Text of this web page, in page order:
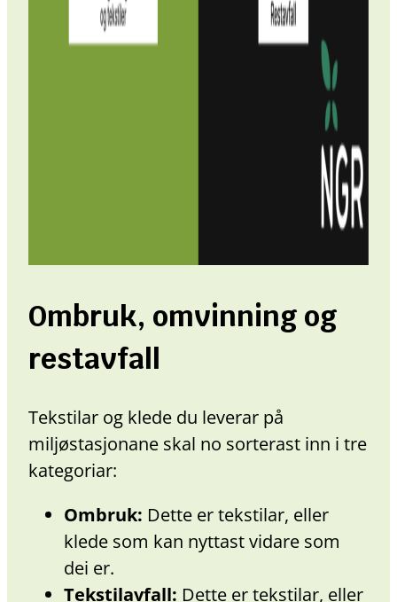
Ombruk, omvinning og
restavfall
Tekstilar og klede du leverar på
miljøstasjonane skal no sorterast inn i tre
kategoriar:
Ombruk: Dette er tekstilar, eller
klede som kan nyttast vidare som
dei er.
Tekstilavfall: Dette er tekstilar, eller